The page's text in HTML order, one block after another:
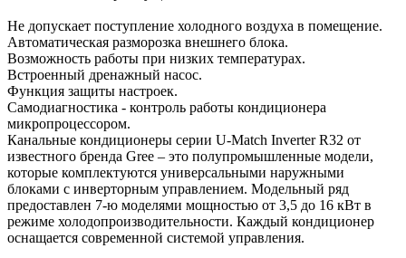
Не допускает поступление холодного воздуха в помещение.
Автоматическая разморозка внешнего блока.
Возможность работы при низких температурах.
Встроенный дренажный насос.
Функция защиты настроек.
Самодиагностика - контроль работы кондиционера
микропроцессором.
Канальные кондиционеры серии U-Match Inverter R32 от
известного бренда Gree – это полупромышленные модели,
которые комплектуются универсальными наружными
блоками с инверторным управлением. Модельный ряд
предоставлен 7-ю моделями мощностью от 3,5 до 16 кВт в
режиме холодопроизводительности. Каждый кондиционер
оснащается современной системой управления.